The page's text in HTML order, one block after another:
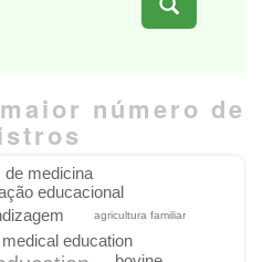
número de
medical education
educacional
de medicina
agricultura familiar